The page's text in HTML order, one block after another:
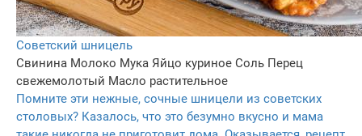
Советский шницель
Свинина Молоко Мука Яйцо куриное Соль Перец
свежемолотый Масло растительное
Помните эти нежные, сочные шницели из советских
столовых? Казалось, что это безумно вкусно и мама